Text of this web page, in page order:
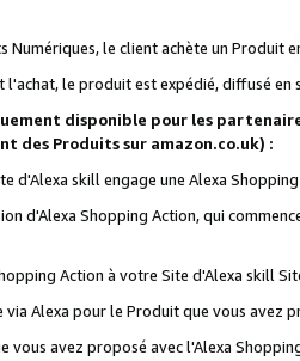
le client achète un Produit
l'achat, le produit est expédié, diffusé
disponible pour les
des Produits sur amazon.co.uk) :
skill engage une Alexa
d'Alexa Shopping Action, qui
Action à votre Site d'Alexa skill
Alexa pour le Produit que vous avez
vous avez proposé avec l'Alexa